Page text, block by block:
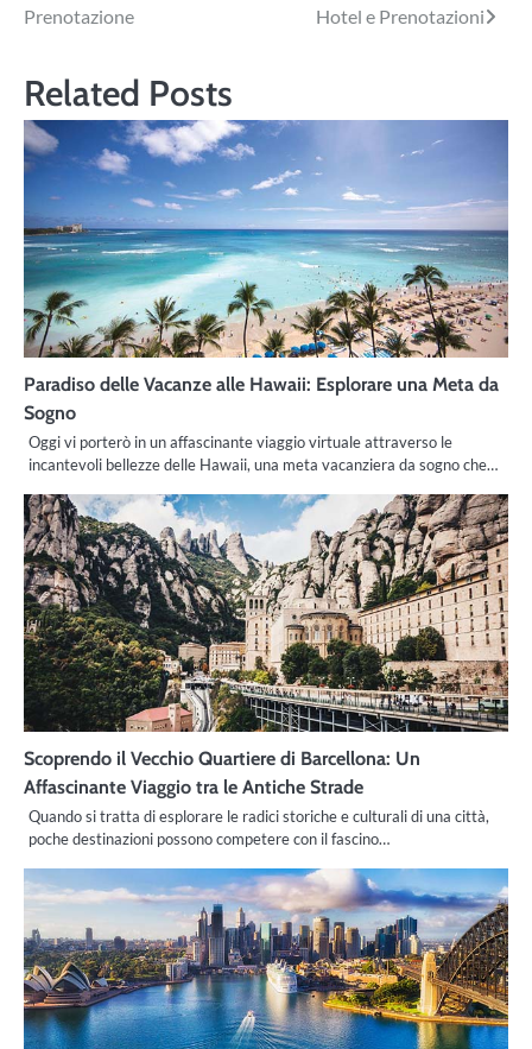
Prenotazione
Hotel e Prenotazioni
Related Posts
Paradiso delle Vacanze alle Hawaii: Esplorare una Meta da
Sogno
Oggi vi porterò in un affascinante viaggio virtuale attraverso le
incantevoli bellezze delle Hawaii, una meta vacanziera da sogno che…
Scoprendo il Vecchio Quartiere di Barcellona: Un
Affascinante Viaggio tra le Antiche Strade
Quando si tratta di esplorare le radici storiche e culturali di una città,
poche destinazioni possono competere con il fascino…